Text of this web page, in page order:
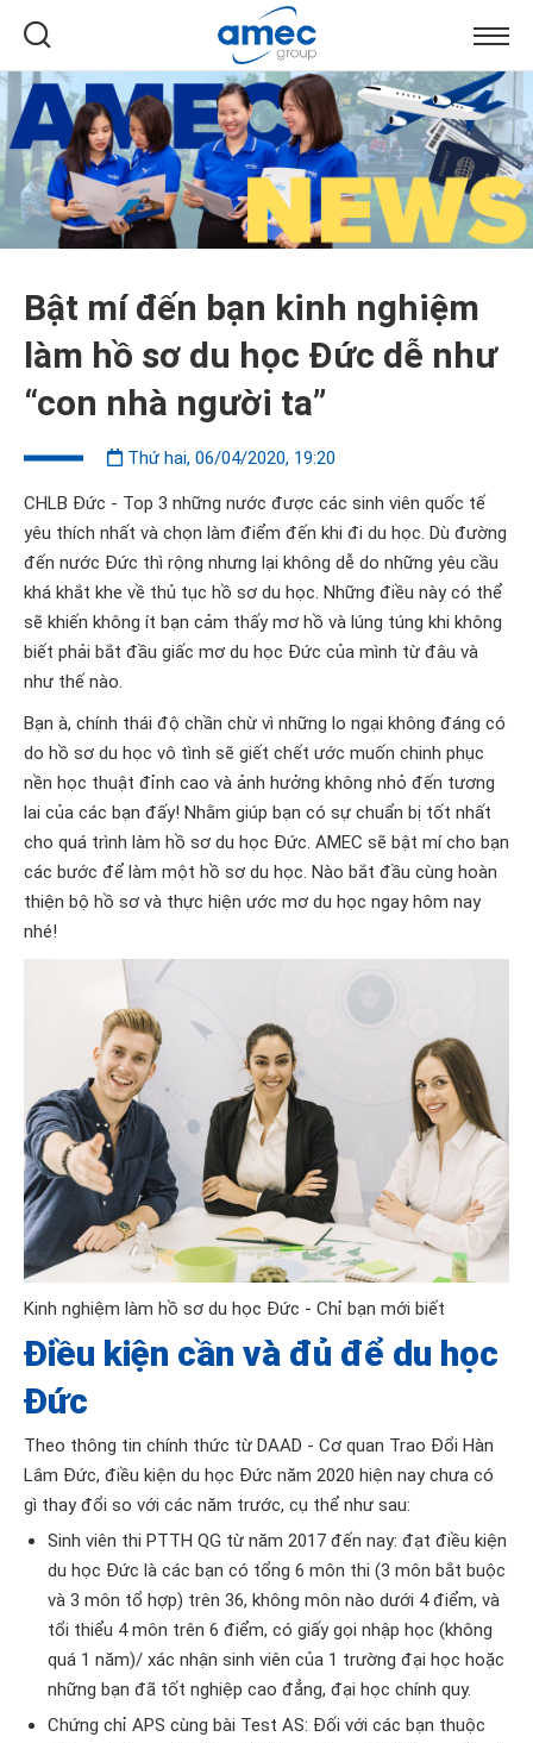
Bật mí đến bạn kinh nghiệm
làm hồ sơ du học Đức dễ như
“con nhà người ta”
Thứ hai, 06/04/2020, 19:20
CHLB Đức - Top 3 những nước được các sinh viên quốc tế
yêu thích nhất và chọn làm điểm đến khi đi du học. Dù đường
đến nước Đức thì rộng nhưng lại không dễ do những yêu cầu
khá khắt khe về thủ tục hồ sơ du học. Những điều này có thể
sẽ khiến không ít bạn cảm thấy mơ hồ và lúng túng khi không
biết phải bắt đầu giấc mơ du học Đức của mình từ đâu và
như thế nào.
Bạn à, chính thái độ chần chừ vì những lo ngại không đáng có
do hồ sơ du học vô tình sẽ giết chết ước muốn chinh phục
nền học thuật đỉnh cao và ảnh hưởng không nhỏ đến tương
lai của các bạn đấy! Nhằm giúp bạn có sự chuẩn bị tốt nhất
cho quá trình làm hồ sơ du học Đức. AMEC sẽ bật mí cho bạn
các bước để làm một hồ sơ du học. Nào bắt đầu cùng hoàn
thiện bộ hồ sơ và thực hiện ước mơ du học ngay hôm nay
nhé!
Kinh nghiệm làm hồ sơ du học Đức - Chỉ bạn mới biết
Điều kiện cần và đủ để du học
Đức
Theo thông tin chính thức từ DAAD - Cơ quan Trao Đổi Hàn
Lâm Đức, điều kiện du học Đức năm 2020 hiện nay chưa có
gì thay đổi so với các năm trước, cụ thể như sau:
Sinh viên thi PTTH QG từ năm 2017 đến nay: đạt điều kiện
du học Đức là các bạn có tổng 6 môn thi (3 môn bắt buộc
và 3 môn tổ hợp) trên 36, không môn nào dưới 4 điểm, và
tổi thiểu 4 môn trên 6 điểm, có giấy gọi nhập học (không
quá 1 năm)/ xác nhận sinh viên của 1 trường đại học hoặc
những bạn đã tốt nghiệp cao đẳng, đại học chính quy.
Chứng chỉ APS cùng bài Test AS: Đối với các bạn thuộc